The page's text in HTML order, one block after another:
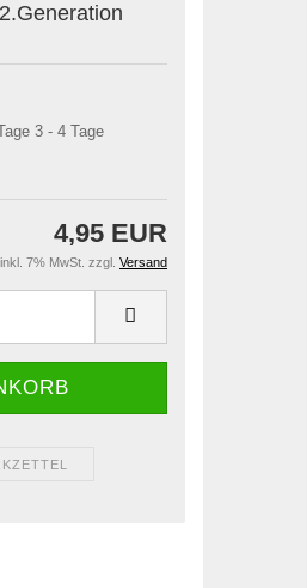
3 - 4 Tage
4,95 EUR
inkl. 7% MwSt. zzgl. Versand